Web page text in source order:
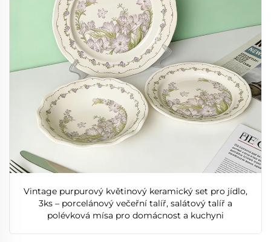
Vintage purpurový květinový keramický set pro jídlo,
3ks – porcelánový večeřní talíř, salátový talíř a
polévková mísa pro domácnost a kuchyni